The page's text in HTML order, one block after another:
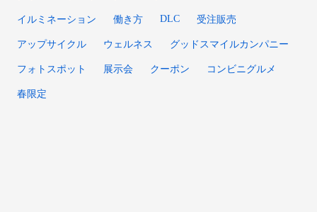
イルミネーション 働き方 DLC 受注販売
アップサイクル ウェルネス グッドスマイルカンパニー
フォトスポット 展示会 クーポン コンビニグルメ
春限定